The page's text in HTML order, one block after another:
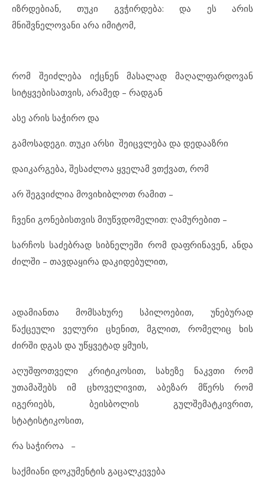
იზრდებიან, თუკი გვჭირდება: და ეს არის
მნიშვნელოვანი არა იმიტომ,
რომ შეიძლება იქცნენ მასალად მაღალფარდოვან
სიტყვებისათვის, არამედ – რადგან
ასე არის საჭირო და
გამოსადეგი. თუკი არსი შეიცვლება და დედააზრი
დაიკარგება, შესაძლოა ყველამ ვთქვათ, რომ
არ შეგვიძლია მოვიხიბლოთ რამით –
ჩვენი გონებისთვის მიუწვდომელით: ღამურებით –
სარჩოს საძებრად სიბნელეში რომ დაფრინავენ, ანდა
ძილში – თავდაყირა დაკიდებულით,
ადამიანთა მომსახურე სპილოებით, უნებურად
წაქცეული ველური ცხენით, მგლით, რომელიც ხის
ძირში დგას და უწყვეტად ყმუის,
აღუშფოთველი კრიტიკოსით, სახეზე ნაკვთი რომ
უთამაშებს იმ ცხოველივით, აბეზარ მწერს რომ
იგერიებს, ბეისბოლის გულშემატკივრით,
სტატისტიკოსით,
რა საჭიროა –
საქმიანი დოკუმენტის გაცალკევება